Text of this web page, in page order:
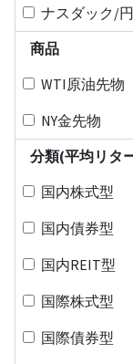
ナスダック/
商品
WTI原油先物
NY金先物
分類(平均リタ
国内株式型
国内債券型
国内REIT型
国際株式型
国際債券型